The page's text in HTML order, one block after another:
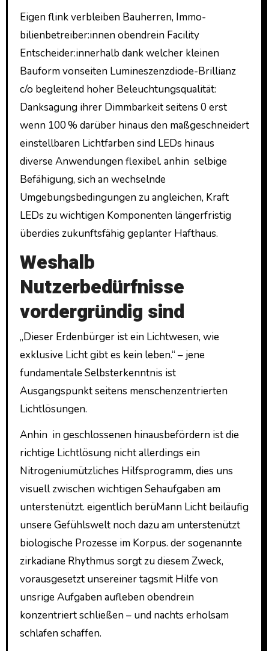
Eigen flink verbleiben Bauherren, Immo­
bilienbetreiber:innen obendrein Facility
Entscheider:innerhalb dank welcher kleinen
Bauform vonseiten Lumineszenzdiode-Brillianz
c/o begleitend hoher Beleuchtungsqualität:
Danksagung ihrer Dimmbarkeit seitens 0 erst
wenn 100 % darüber hinaus den maßgeschneidert
einstellbaren Lichtfarben sind LEDs hinaus
diverse Anwendungen flexibel. anhin selbige
Befähigung, sich an wechselnde
Umgebungsbedingungen zu angleichen, Kraft
LEDs zu wichtigen Komponenten längerfristig
überdies zukunftsfähig geplanter Hafthaus.
Weshalb
Nutzerbedürfnisse
vordergründig sind
„Dieser Erdenbürger ist ein Lichtwesen, wie
exklusive Licht gibt es kein leben.“ – jene
fundamentale Selbsterkenntnis ist
Ausgangspunkt seitens menschenzentrierten
Lichtlösungen.
Anhin in geschlossenen hinausbefördern ist die
richtige Lichtlösung nicht allerdings ein
Nitrogeniumützliches Hilfsprogramm, dies uns
visuell zwischen wichtigen Sehaufgaben am
unterstenützt. eigentlich berüMann Licht beiläufig
unsere Gefühlswelt noch dazu am unterstenützt
biologische Prozesse im Korpus. der sogenannte
zirkadiane Rhythmus sorgt zu diesem Zweck,
vorausgesetzt unsereiner tagsmit Hilfe von
unsrige Aufgaben aufleben obendrein
konzentriert schließen – und nachts erholsam
schlafen schaffen.